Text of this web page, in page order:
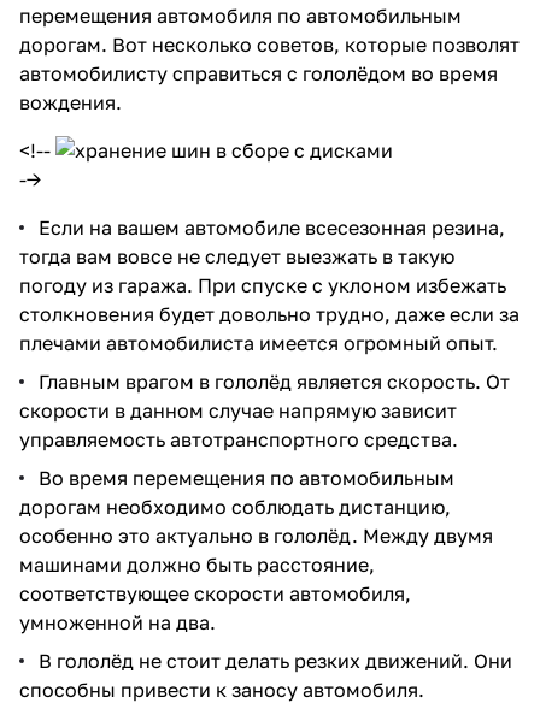
перемещения автомобиля по автомобильным
дорогам. Вот несколько советов, которые позволят
автомобилисту справиться с гололёдом во время
вождения.
<!--
-->
Если на вашем автомобиле всесезонная резина,
тогда вам вовсе не следует выезжать в такую
погоду из гаража. При спуске с уклоном избежать
столкновения будет довольно трудно, даже если за
плечами автомобилиста имеется огромный опыт.
Главным врагом в гололёд является скорость. От
скорости в данном случае напрямую зависит
управляемость автотранспортного средства.
Во время перемещения по автомобильным
дорогам необходимо соблюдать дистанцию,
особенно это актуально в гололёд. Между двумя
машинами должно быть расстояние,
соответствующее скорости автомобиля,
умноженной на два.
В гололёд не стоит делать резких движений. Они
способны привести к заносу автомобиля.